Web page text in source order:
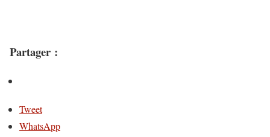
Partager :
Tweet
WhatsApp